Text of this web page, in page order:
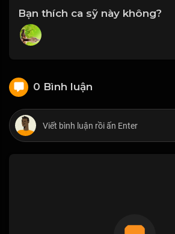
Bạn thích ca sỹ này không?
0 Bình luận